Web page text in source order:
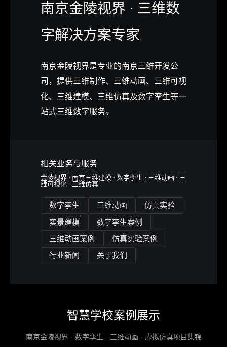
南京金陵视界 · 三维数
字解决方案专家
南京金陵视界是专业的南京三维开发公
司 ，提供三维制作、 三维动画、
三维可视
化、 三维建模、 三维仿真及数字孪生等一
站式三维数字服务。
相关业务与服务
金陵视界 · 南京三维建模 · 数字孪生 · 三维动画 · 三
维可视化 · 三维仿真
数字孪生 三维动画 仿真实验
实景建模 数字孪生案例
三维动画案例 仿真实验案例
行业新闻 关于我们
智慧学校案例展示
南京金陵视界 · 数字孪生 · 三维动画 · 虚拟仿真项目集锦